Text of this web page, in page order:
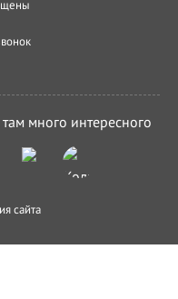
много интересного
сайта